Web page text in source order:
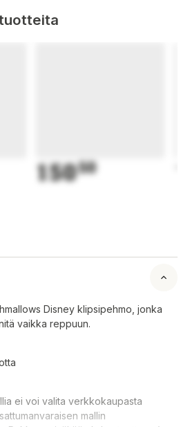
15050
Disney klipsipehmo, jonka
vaikka reppuun.
ei voi valita verkkokaupasta
mallin